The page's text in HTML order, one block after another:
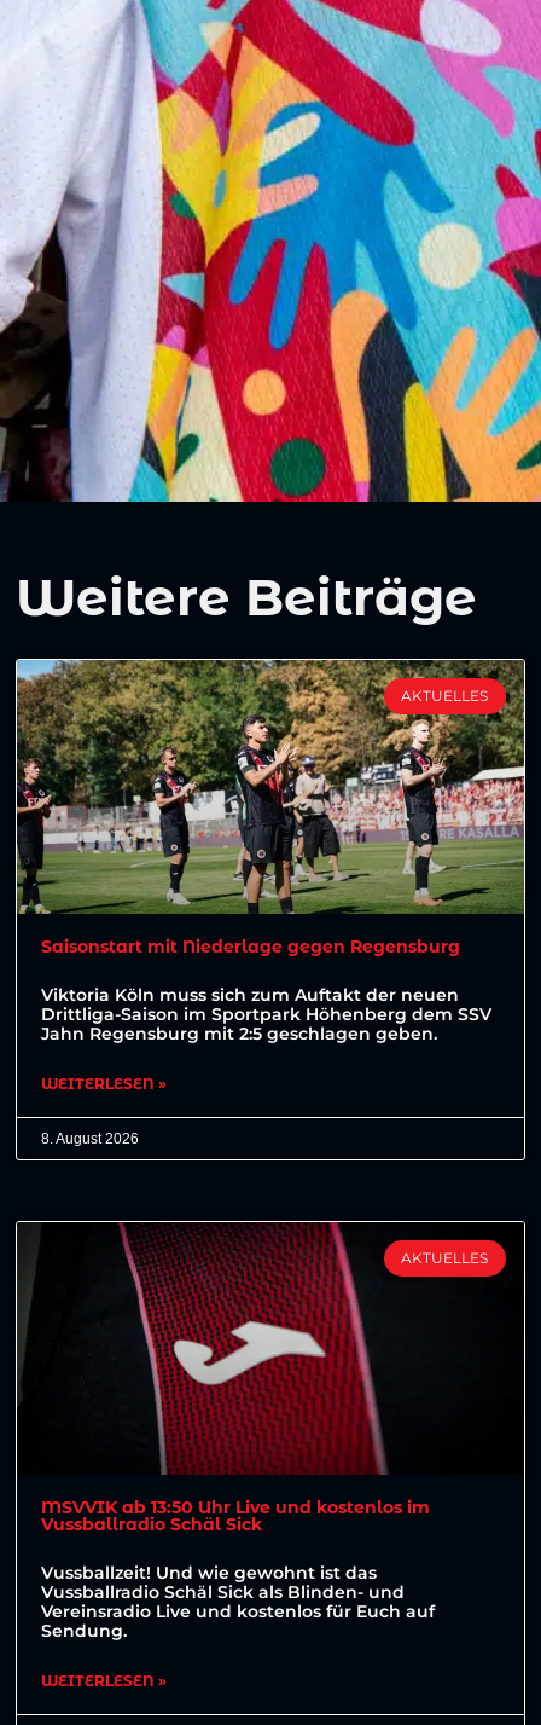
Weitere Beiträge
AKTUELLES
Saisonstart mit Niederlage gegen Regensburg
Viktoria Köln muss sich zum Auftakt der neuen
Drittliga-Saison im Sportpark Höhenberg dem SSV
Jahn Regensburg mit 2:5 geschlagen geben.
WEITERLESEN »
8. August 2026
AKTUELLES
MSVVIK ab 13:50 Uhr Live und kostenlos im
Vussballradio Schäl Sick
Vussballzeit! Und wie gewohnt ist das
Vussballradio Schäl Sick als Blinden- und
Vereinsradio Live und kostenlos für Euch auf
Sendung.
WEITERLESEN »